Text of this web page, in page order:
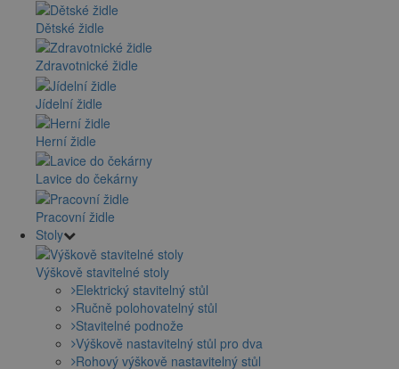
Dětské židle
Zdravotnické židle
Jídelní židle
Herní židle
Lavice do čekárny
Pracovní židle
Stoly
Výškově stavitelné stoly
Elektrický stavitelný stůl
Ručně polohovatelný stůl
Stavitelné podnože
Výškově nastavitelný stůl pro dva
Rohový výškově nastavitelný stůl